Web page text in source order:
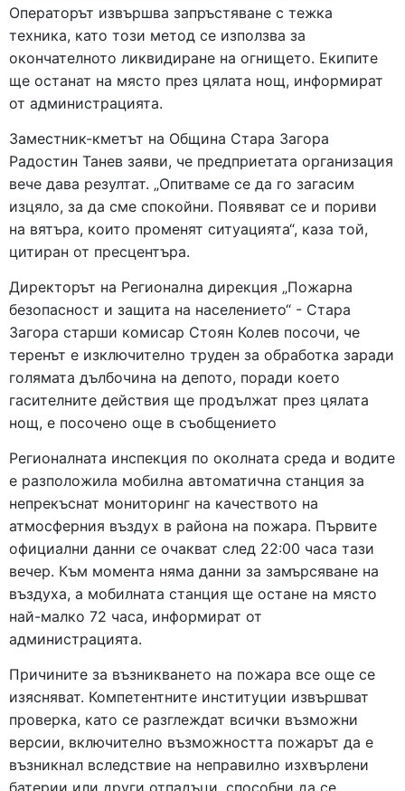
Операторът извършва запръстяване с тежка
техника, като този метод се използва за
окончателното ликвидиране на огнището. Екипите
ще останат на място през цялата нощ, информират
от администрацията.
Заместник-кметът на Община Стара Загора
Радостин Танев заяви, че предприетата организация
вече дава резултат. „Опитваме се да го загасим
изцяло, за да сме спокойни. Появяват се и пориви
на вятъра, които променят ситуацията“, каза той,
цитиран от пресцентъра.
Директорът на Регионална дирекция „Пожарна
безопасност и защита на населението“ - Стара
Загора старши комисар Стоян Колев посочи, че
теренът е изключително труден за обработка заради
голямата дълбочина на депото, поради което
гасителните действия ще продължат през цялата
нощ, е посочено още в съобщението
Регионалната инспекция по околната среда и водите
е разположила мобилна автоматична станция за
непрекъснат мониторинг на качеството на
атмосферния въздух в района на пожара. Първите
официални данни се очакват след 22:00 часа тази
вечер. Към момента няма данни за замърсяване на
въздуха, а мобилната станция ще остане на място
най-малко 72 часа, информират от
администрацията.
Причините за възникването на пожара все още се
изясняват. Компетентните институции извършват
проверка, като се разглеждат всички възможни
версии, включително възможността пожарът да е
възникнал вследствие на неправилно изхвърлени
батерии или други отпадъци, способни да се